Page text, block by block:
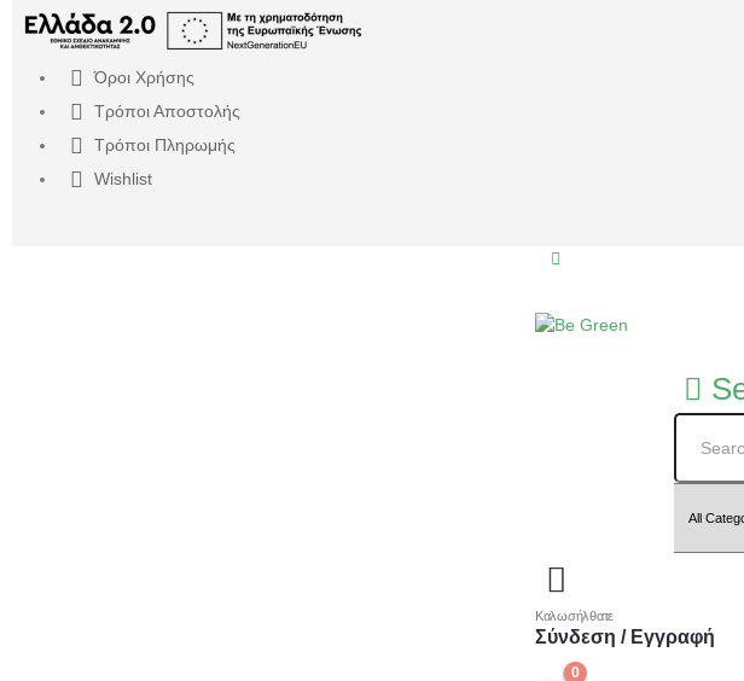
Όροι Χρήσης
Τρόποι Αποστολής
Τρόποι Πληρωμής
Wishlist
Καλωσήλθατε
Σύνδεση / Εγγραφή
0